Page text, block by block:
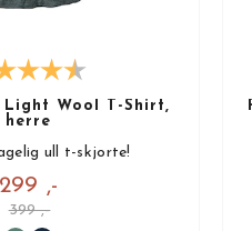
Light Wool T-Shirt,
herre
ull t-skjorte!
299 ,-
399 ,-